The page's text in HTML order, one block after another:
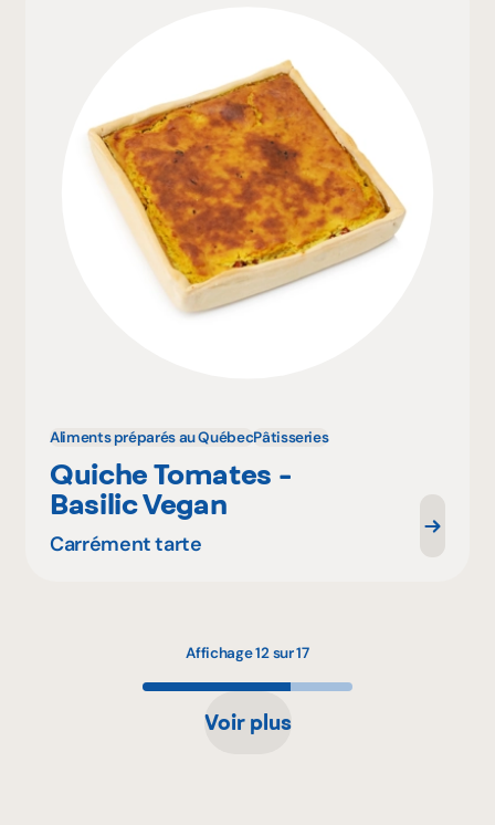
Aliments préparés au QuébecPâtisseries
Quiche Tomates -
Basilic Vegan
Carrément tarte
Affichage 12 sur 17
Voir plus